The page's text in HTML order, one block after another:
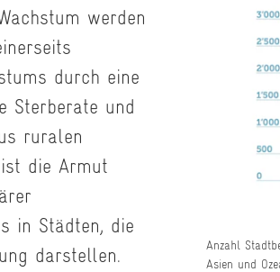
werden
durch eine
Sterberate und
ruralen
die Armut
in Städten, die
darstellen.
Anzahl
Asien und